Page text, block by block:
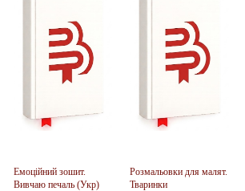
Емоційний зошит.
Вивчаю печаль (Укр)
Розмальовки для малят.
Тваринки